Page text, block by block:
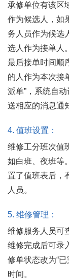
承修单位有该区
作为候选人，如
务人员作为候选
选人作为接单人
最后接单时间顺
的人作为本次接
派单”，系统自
送相应的消息通
4. 值班设置：
维修工分班次值
如白班、夜班等
置了值班表后，
人员。
5. 维修管理：
维修服务人员可
维修完成后可录
修单状态改为“
时间。